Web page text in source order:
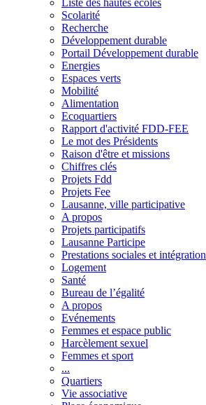
Scolarité
Recherche
Développement durable
Portail Développement durable
Energies
Espaces verts
Mobilité
Alimentation
Ecoquartiers
Rapport d'activité FDD-FEE
Le mot des Présidents
Raison d'être et missions
Chiffres clés
Projets Fdd
Projets Fee
Lausanne, ville participative
A propos
Projets participatifs
Lausanne Participe
Prestations sociales et intégration
Logement
Santé
Bureau de l’égalité
A propos
Evénements
Femmes et espace public
Harcèlement sexuel
Femmes et sport
...
Quartiers
Vie associative